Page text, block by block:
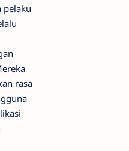
pelaku
rasa